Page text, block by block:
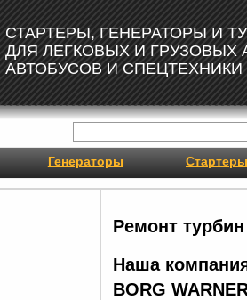
СТАРТЕРЫ, ГЕНЕРАТОРЫ И
ДЛЯ ЛЕГКОВЫХ И ГРУЗОВЫХ
АВТОБУСОВ И СПЕЦТЕХНИКИ
Генераторы Стартеры
Ремонт турбин
Наша
BORG